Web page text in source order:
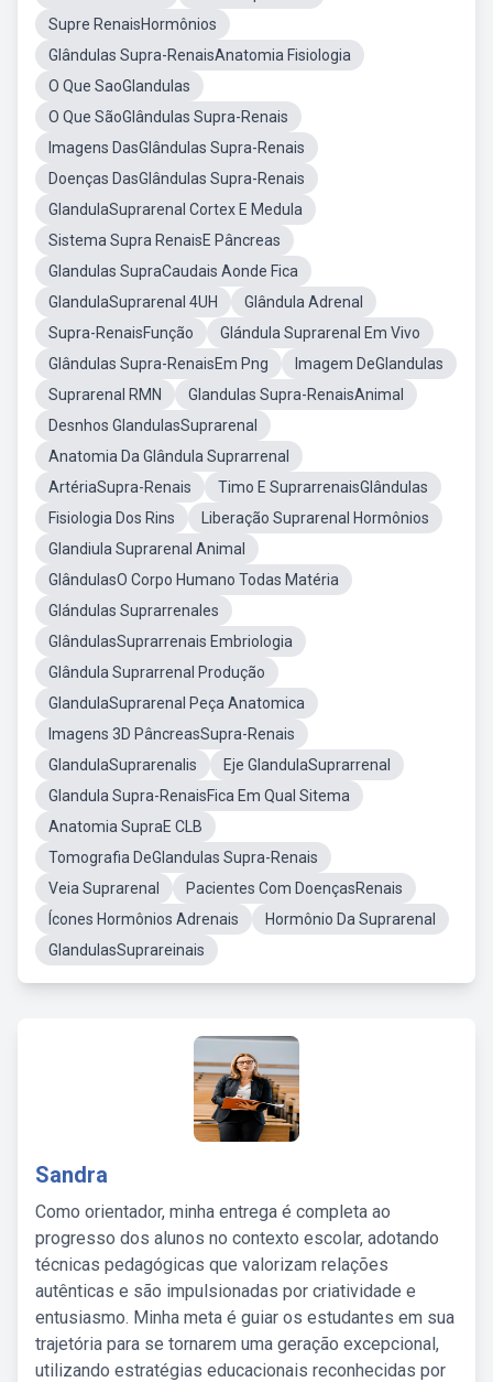
Supre RenaisHormônios
Glândulas Supra-RenaisAnatomia Fisiologia
O Que SaoGlandulas
O Que SãoGlândulas Supra-Renais
Imagens DasGlândulas Supra-Renais
Doenças DasGlândulas Supra-Renais
GlandulaSuprarenal Cortex E Medula
Sistema Supra RenaisE Pâncreas
Glandulas SupraCaudais Aonde Fica
GlandulaSuprarenal 4UH
Glândula Adrenal
Supra-RenaisFunção
Glándula Suprarenal Em Vivo
Glândulas Supra-RenaisEm Png
Imagem DeGlandulas
Suprarenal RMN
Glandulas Supra-RenaisAnimal
Desnhos GlandulasSuprarenal
Anatomia Da Glândula Suprarrenal
ArtériaSupra-Renais
Timo E SuprarrenaisGlândulas
Fisiologia Dos Rins
Liberação Suprarenal Hormônios
Glandiula Suprarenal Animal
GlândulasO Corpo Humano Todas Matéria
Glándulas Suprarrenales
GlândulasSuprarrenais Embriologia
Glândula Suprarrenal Produção
GlandulaSuprarenal Peça Anatomica
Imagens 3D PâncreasSupra-Renais
GlandulaSuprarenalis
Eje GlandulaSuprarrenal
Glandula Supra-RenaisFica Em Qual Sitema
Anatomia SupraE CLB
Tomografia DeGlandulas Supra-Renais
Veia Suprarenal
Pacientes Com DoençasRenais
Ícones Hormônios Adrenais
Hormônio Da Suprarenal
GlandulasSuprareinais
Sandra
Como orientador, minha entrega é completa ao
progresso dos alunos no contexto escolar, adotando
técnicas pedagógicas que valorizam relações
autênticas e são impulsionadas por criatividade e
entusiasmo. Minha meta é guiar os estudantes em sua
trajetória para se tornarem uma geração excepcional,
utilizando estratégias educacionais reconhecidas por